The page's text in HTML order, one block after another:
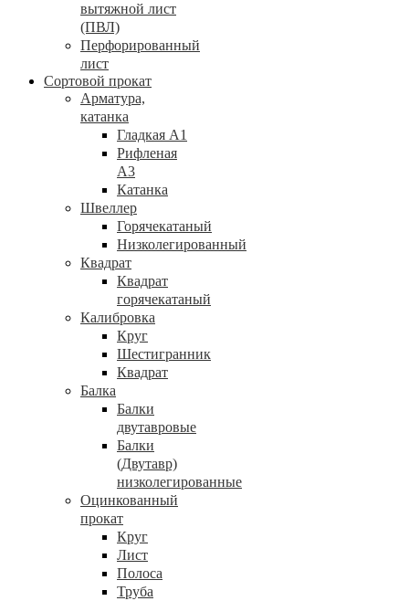
вытяжной лист
(ПВЛ)
Перфорированный
лист
Сортовой прокат
Арматура,
катанка
Гладкая А1
Рифленая
А3
Катанка
Швеллер
Горячекатаный
Низколегированный
Квадрат
Квадрат
горячекатаный
Калибровка
Круг
Шестигранник
Квадрат
Балка
Балки
двутавровые
Балки
(Двутавр)
низколегированные
Оцинкованный
прокат
Круг
Лист
Полоса
Труба